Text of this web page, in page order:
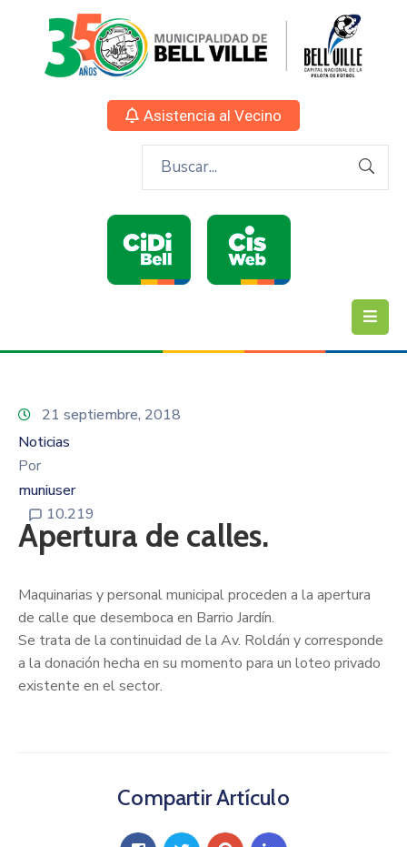
Asistencia al Vecino
21 septiembre, 2018
Noticias
Por
muniuser
10.219
Apertura de calles.
Maquinarias y personal municipal proceden a la apertura
de calle que desemboca en Barrio Jardín.
Se trata de la continuidad de la Av. Roldán y corresponde
a la donación hecha en su momento para un loteo privado
existente en el sector.
Compartir Artículo